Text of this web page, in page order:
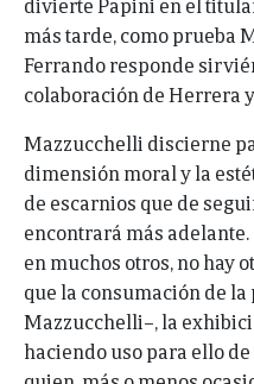
más tarde, como prueba
Ferrando responde
colaboración de Herrera
Mazzucchelli discierne
dimensión moral y la
de escarnios que de
encontrará más adelante.
en muchos otros, no hay
que la consumación de
Mazzucchelli–, la
haciendo uso para ello